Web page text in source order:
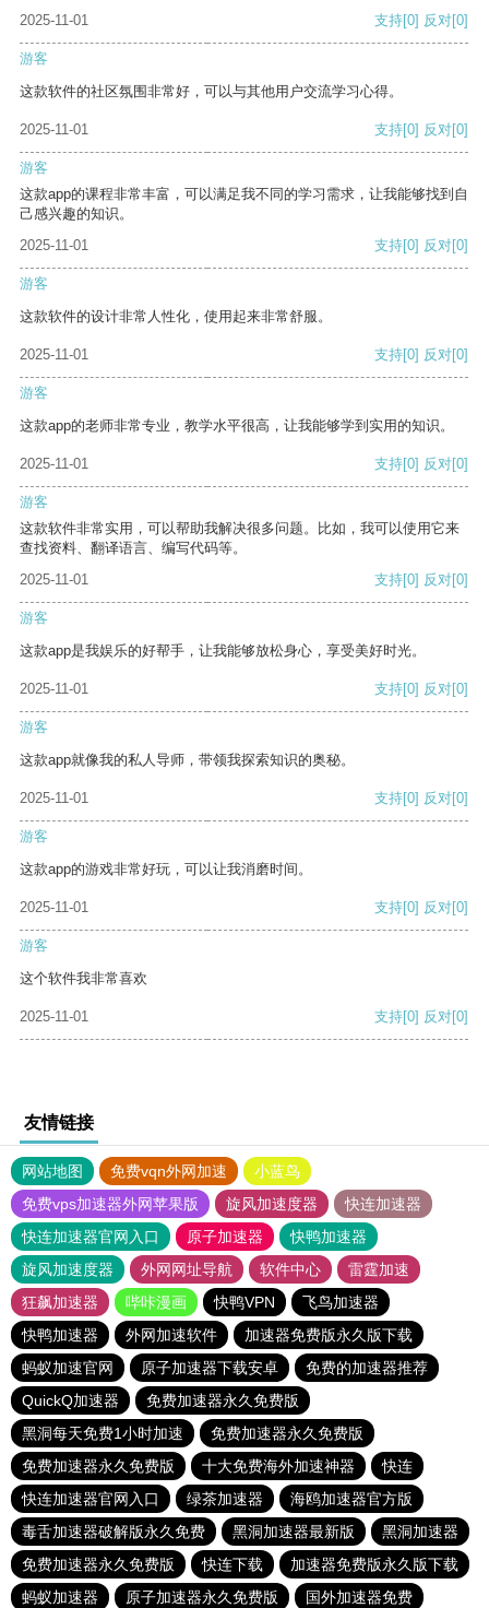
2025-11-01 支持[0] 反对[0]
游客
这款软件的社区氛围非常好，可以与其他用户交流学习心得。
2025-11-01 支持[0] 反对[0]
游客
这款app的课程非常丰富，可以满足我不同的学习需求，让我能够找到自
己感兴趣的知识。
2025-11-01
支持[0] 反对[0]
游客
这款软件的设计非常人性化，使用起来非常舒服。
2025-11-01 支持[0] 反对[0]
游客
这款app的老师非常专业，教学水平很高，让我能够学到实用的知识。
2025-11-01 支持[0] 反对[0]
游客
这款软件非常实用，可以帮助我解决很多问题。比如，我可以使用它来
查找资料、翻译语言、编写代码等。
2025-11-01
支持[0] 反对[0]
游客
这款app是我娱乐的好帮手，让我能够放松身心，享受美好时光。
2025-11-01 支持[0] 反对[0]
游客
这款app就像我的私人导师，带领我探索知识的奥秘。
2025-11-01 支持[0] 反对[0]
游客
这款app的游戏非常好玩，可以让我消磨时间。
2025-11-01 支持[0] 反对[0]
游客
这个软件我非常喜欢
2025-11-01 支持[0] 反对[0]
友情链接
网站地图 免费vqn外网加速
小蓝鸟
免费vps加速器外网苹果版
旋风加速度器
快连加速器
快连加速器官网入口
原子加速器
快鸭加速器
旋风加速度器
外网网址导航 软件中心
雷霆加速
狂飙加速器
哔咔漫画 快鸭VPN
飞鸟加速器
快鸭加速器
外网加速软件
加速器免费版永久版下载
蚂蚁加速官网
原子加速器下载安卓
免费的加速器推荐
QuickQ加速器
免费加速器永久免费版
黑洞每天免费1小时加速
免费加速器永久免费版
免费加速器永久免费版
十大免费海外加速神器
快连
快连加速器官网入口
绿茶加速器
海鸥加速器官方版
毒舌加速器破解版永久免费
黑洞加速器最新版
黑洞加速器
免费加速器永久免费版
快连下载
加速器免费版永久版下载
蚂蚁加速器
原子加速器永久免费版 国外加速器免费